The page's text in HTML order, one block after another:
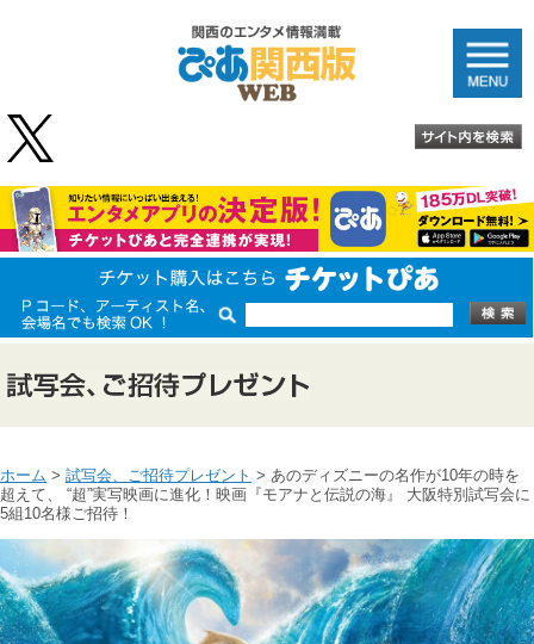
ホーム > 試写会、ご招待プレゼント > あのディズニーの名作が10年の時を
超えて、 “超”実写映画に進化！映画『モアナと伝説の海』 大阪特別試写会に
5組10名様ご招待！